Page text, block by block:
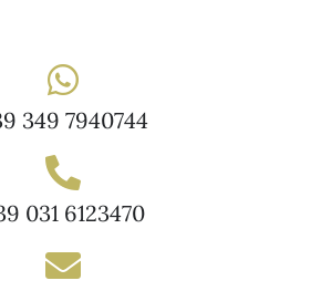
349 7940744
031 6123470